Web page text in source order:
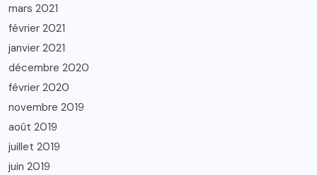
mars 2021
février 2021
janvier 2021
décembre 2020
février 2020
novembre 2019
août 2019
juillet 2019
juin 2019